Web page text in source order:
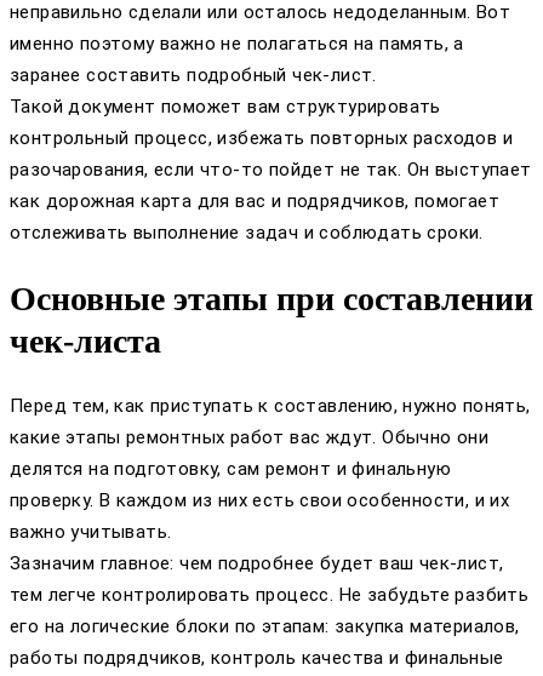
неправильно сделали или осталось недоделанным. Вот
именно поэтому важно не полагаться на память, а
заранее составить подробный чек-лист.
Такой документ поможет вам структурировать
контрольный процесс, избежать повторных расходов и
разочарования, если что-то пойдет не так. Он выступает
как дорожная карта для вас и подрядчиков, помогает
отслеживать выполнение задач и соблюдать сроки.
Основные этапы при составлении
чек-листа
Перед тем, как приступать к составлению, нужно понять,
какие этапы ремонтных работ вас ждут. Обычно они
делятся на подготовку, сам ремонт и финальную
проверку. В каждом из них есть свои особенности, и их
важно учитывать.
Зазначим главное: чем подробнее будет ваш чек-лист,
тем легче контролировать процесс. Не забудьте разбить
его на логические блоки по этапам: закупка материалов,
работы подрядчиков, контроль качества и финальные